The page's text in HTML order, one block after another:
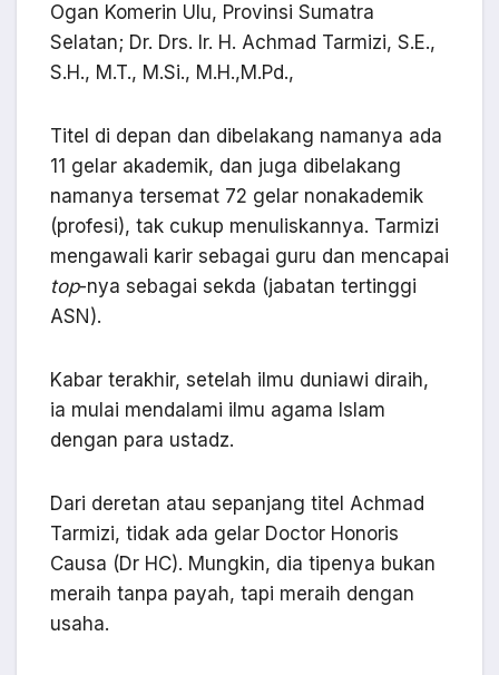
Ogan Komerin Ulu, Provinsi Sumatra
Selatan; Dr. Drs. Ir. H. Achmad Tarmizi, S.E.,
S.H., M.T., M.Si., M.H.,M.Pd.,
Titel di depan dan dibelakang namanya ada
11 gelar akademik, dan juga dibelakang
namanya tersemat 72 gelar nonakademik
(profesi), tak cukup menuliskannya. Tarmizi
mengawali karir sebagai guru dan mencapai
top-nya sebagai sekda (jabatan tertinggi
ASN).
Kabar terakhir, setelah ilmu duniawi diraih,
ia mulai mendalami ilmu agama Islam
dengan para ustadz.
Dari deretan atau sepanjang titel Achmad
Tarmizi, tidak ada gelar Doctor Honoris
Causa (Dr HC). Mungkin, dia tipenya bukan
meraih tanpa payah, tapi meraih dengan
usaha.